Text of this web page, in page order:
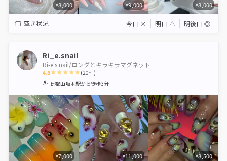
¥8,000 ¥9,000 ¥8,000
空き状況 今日 × 明日 △ 明後日 ◎
Ri_e.snail
Ri-e's nail/ロングとキラキラマグネット
4.8
1 2 3 4 5
(20件)
比叡山坂本駅から徒歩3分
¥7,000 ¥11,000 ¥8,500